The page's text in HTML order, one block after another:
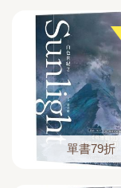
單書79折